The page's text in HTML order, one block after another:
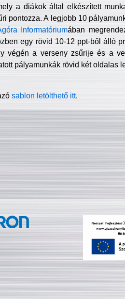
a diákok által elkészített
pontozza. A legjobb 10
Informatóriumában
egy rövid 10-12 ppt-ből álló
végén a verseny zsűrije és a
pályamunkák rövid két oldalas
sablon letölthető itt.